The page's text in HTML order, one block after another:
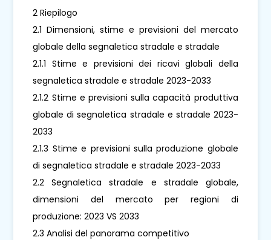
2 Riepilogo
2.1 Dimensioni, stime e previsioni del mercato
globale della segnaletica stradale e stradale
2.1.1 Stime e previsioni dei ricavi globali della
segnaletica stradale e stradale 2023-2033
2.1.2 Stime e previsioni sulla capacità produttiva
globale di segnaletica stradale e stradale 2023-
2033
2.1.3 Stime e previsioni sulla produzione globale
di segnaletica stradale e stradale 2023-2033
2.2 Segnaletica stradale e stradale globale,
dimensioni del mercato per regioni di
produzione: 2023 VS 2033
2.3 Analisi del panorama competitivo